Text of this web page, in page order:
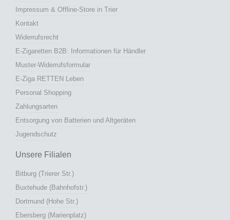
Impressum & Offline-Store in Trier
Kontakt
Widerrufsrecht
E-Zigaretten B2B: Informationen für Händler
Muster-Widerrufsformular
E-Ziga RETTEN Leben
Personal Shopping
Zahlungsarten
Entsorgung von Batterien und Altgeräten
Jugendschutz
Unsere Filialen
Bitburg (Trierer Str.)
Buxtehude (Bahnhofstr.)
Dortmund (Hohe Str.)
Ebersberg (Marienplatz)